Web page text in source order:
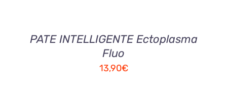
PATE INTELLIGENTE Ectoplasma
Fluo
13,90€